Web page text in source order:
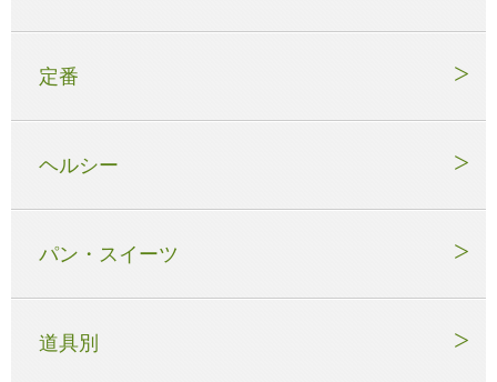
定番
ヘルシー
パン・スイーツ
道具別